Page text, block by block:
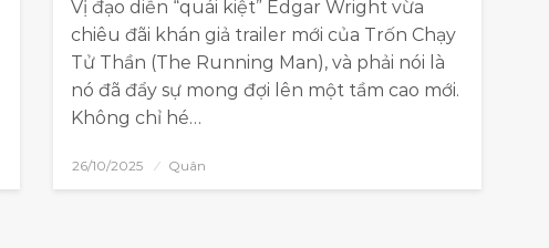
Vị đạo diễn “quái kiệt” Edgar Wright vừa
chiêu đãi khán giả trailer mới của Trốn Chạy
Tử Thần (The Running Man), và phải nói là
nó đã đẩy sự mong đợi lên một tầm cao mới.
Không chỉ hé…
26/10/2025 Quân